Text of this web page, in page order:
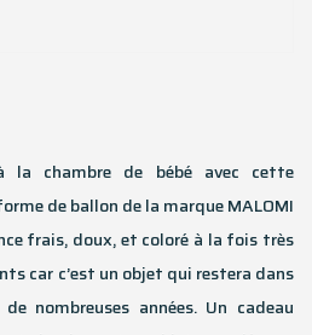
la chambre de bébé avec cette
de ballon de la marque MALOMI
frais, doux, et coloré à la fois très
car c’est un objet qui restera dans
nombreuses années. Un cadeau